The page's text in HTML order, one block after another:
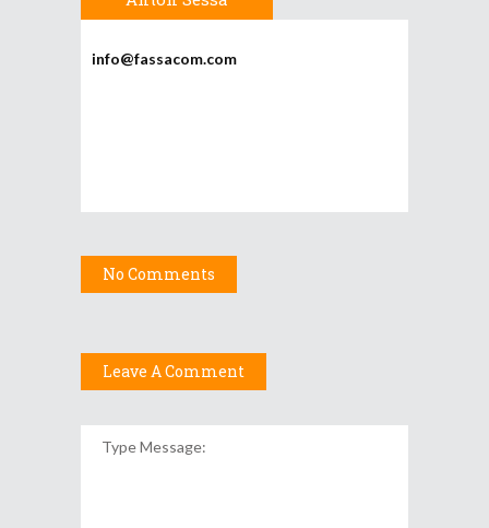
info@fassacom.com
No Comments
Leave A Comment